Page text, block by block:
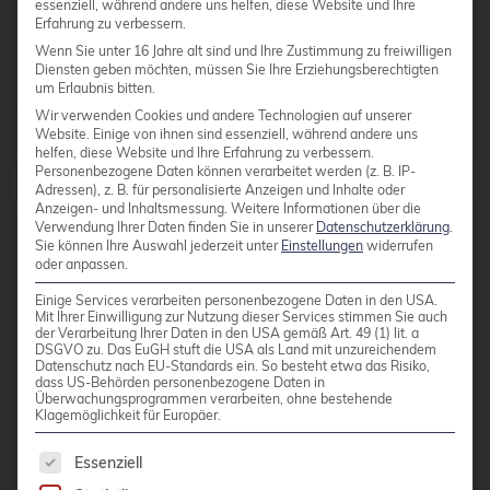
CentOS
Ceph
CERN
certmonger
CGI
CI/CD-Integration
ClamAV
Cloud
Cloud-Infrastruktur
Cloud-Optimierung
Cloud-Speicherlösungen
CloudNative
CloudNativeCon
Weiterlesen
Beiträge vonJan Bolle
27 APRIL 2021
Zwei-Faktor-
Authentisierung mit Yubico
OTP
Zeitbasierte Einmalpasswörter,
sogenannte TOTP, finden mittlerweile
essenziell, während andere uns helfen, diese Website und Ihre
Erfahrung zu verbessern.
Wenn Sie unter 16 Jahre alt sind und Ihre Zustimmung zu freiwilligen
Diensten geben möchten, müssen Sie Ihre Erziehungsberechtigten
um Erlaubnis bitten.
Wir verwenden Cookies und andere Technologien auf unserer
Website. Einige von ihnen sind essenziell, während andere uns
helfen, diese Website und Ihre Erfahrung zu verbessern.
Personenbezogene Daten können verarbeitet werden (z. B. IP-
Adressen), z. B. für personalisierte Anzeigen und Inhalte oder
Anzeigen- und Inhaltsmessung. Weitere Informationen über die
Verwendung Ihrer Daten finden Sie in unserer Datenschutzerklärung.
Sie können Ihre Auswahl jederzeit unter Einstellungen widerrufen
oder anpassen.
Einige Services verarbeiten personenbezogene Daten in den USA.
Mit Ihrer Einwilligung zur Nutzung dieser Services stimmen Sie auch
der Verarbeitung Ihrer Daten in den USA gemäß Art. 49 (1) lit. a
DSGVO zu. Das EuGH stuft die USA als Land mit unzureichendem
Datenschutz nach EU-Standards ein. So besteht etwa das Risiko,
dass US-Behörden personenbezogene Daten in
Überwachungsprogrammen verarbeiten, ohne bestehende
Klagemöglichkeit für Europäer.
Es folgt eine Liste der Service-Gruppen, für die
Essenziell